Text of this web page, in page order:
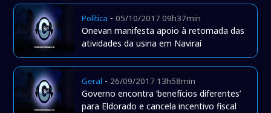
Política -05/10/2017 09h37min
Onevan manifesta apoio à retomada das
atividades da usina em Naviraí
Geral - 26/09/2017 13h58min
Governo encontra ‘benefícios diferentes’
para Eldorado e cancela incentivo fiscal